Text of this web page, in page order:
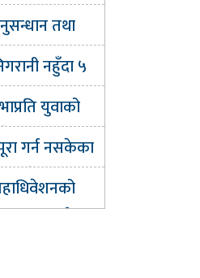
प्रहरी
तथा
कार्यकारी
नियुक्त
नहुँदा ५
नेपाल छिरे :
युवाको
कानुनका
सुझाव
गर्न नसकेका
वैकल्पिक
मिल्दैन :